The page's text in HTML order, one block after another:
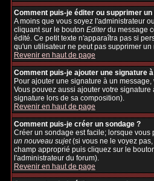
Comment puis-je éditer ou supprimer
A moins que vous soyez l'administrateur
cliquant sur le boutonEditerdu message
édité. Ce petit texte n'apparaîtra pas si
qu'un utilisateur ne peut pas supprimer
Revenir en haut de page
Comment puis-je ajouter une signature
Pour ajouter une signature à un
Vous pouvez aussi ajouter votre
signature lors de sa composition).
Revenir en haut de page
Comment puis-je créer un sondage ?
Créer un sondage est facile; lorsque
un nouveau sujet(si vous ne le voyez
champ approprié puis cliquez sur le
l'administrateur du forum).
Revenir en haut de page